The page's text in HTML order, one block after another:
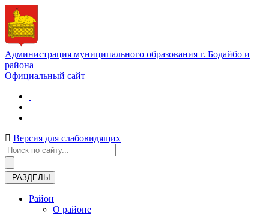
Администрация муниципального образования г. Бодайбо и
района
Официальный сайт
Версия для слабовидящих
РАЗДЕЛЫ
Район
О районе